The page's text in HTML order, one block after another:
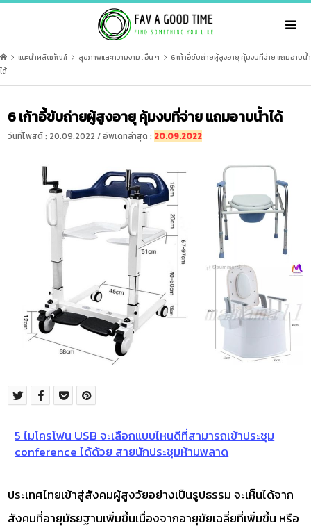
แนะนำผลิตภัณฑ์ สุขภาพและความงาม , อื่น ๆ
6 เก้าอี้ขับถ่ายผู้สูงอายุ คุ้มงบที่จ่าย แถมอาบน้ำ
ได้
6 เก้าอี้ขับถ่ายผู้สูงอายุ คุ้มงบที่จ่าย แถมอาบน้ำได้
วันที่โพสต์ : 20.09.2022 / อัพเดทล่าสุด : 20.09.2022
5 ไมโครโฟน USB จะเลือกแบบไหนดีที่สามารถเข้าประชุม
conference ได้ด้วย สายนักประชุมห้ามพลาด
ประเทศไทยเข้าสู่สังคมผู้สูงวัยอย่างเป็นรูปธรรม จะเห็นได้จาก
สังคมที่อายุมัธยฐานเพิ่มขึ้นเนื่องจากอายุขัยเฉลี่ยที่เพิ่มขึ้น หรือ